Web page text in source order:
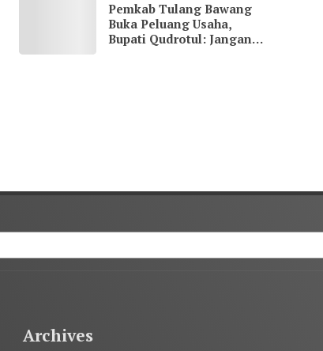
BAWANG
23:07
Pemkab Tulang Bawang
Buka Peluang Usaha,
Bupati Qudrotul: Jangan
Archives